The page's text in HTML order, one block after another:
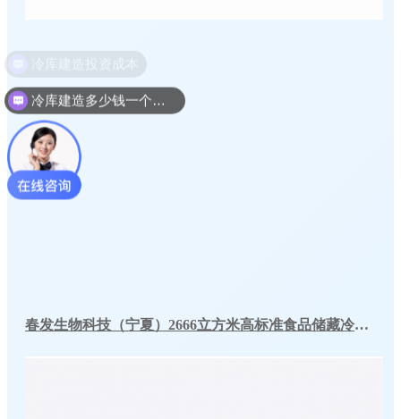
春发生物科技（宁夏）2666立方米高标准食品储藏冷库工程案例